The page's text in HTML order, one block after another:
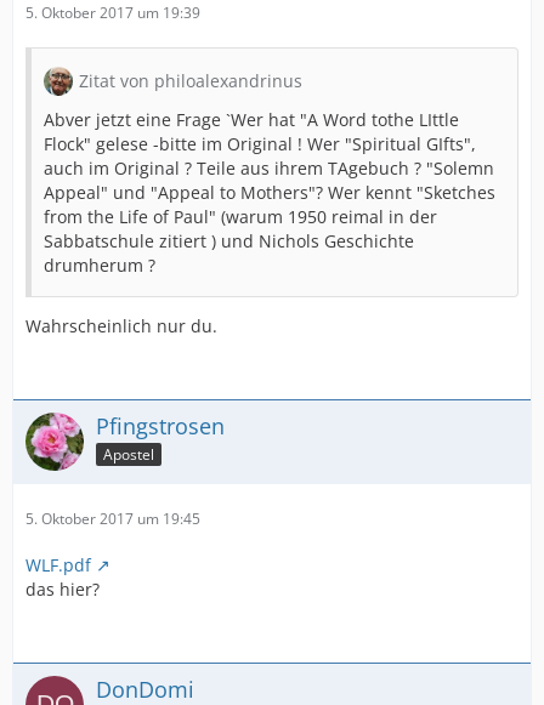
5. Oktober 2017 um 19:39
Zitat von philoalexandrinus
Abver jetzt eine Frage `Wer hat "A Word tothe LIttle
Flock" gelese -bitte im Original ! Wer "Spiritual GIfts",
auch im Original ? Teile aus ihrem TAgebuch ? "Solemn
Appeal" und "Appeal to Mothers"? Wer kennt "Sketches
from the Life of Paul" (warum 1950 reimal in der
Sabbatschule zitiert ) und Nichols Geschichte
drumherum ?
Wahrscheinlich nur du.
Pfingstrosen
Apostel
5. Oktober 2017 um 19:45
WLF.pdf
das hier?
DonDomi